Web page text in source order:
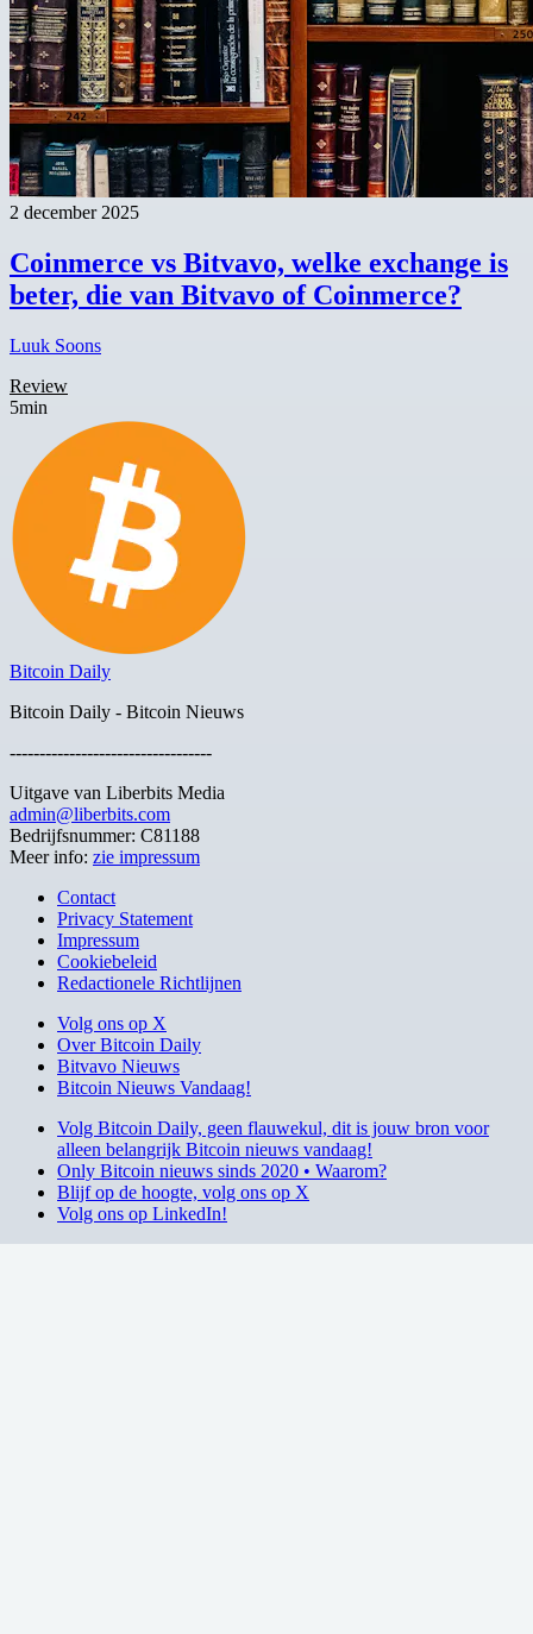
2 december 2025
Coinmerce vs Bitvavo, welke exchange is
beter, die van Bitvavo of Coinmerce?
Luuk Soons
Review
5min
Bitcoin Daily
Bitcoin Daily - Bitcoin Nieuws
----------------------------------
Uitgave van Liberbits Media
admin@liberbits.com
Bedrijfsnummer: C81188
Meer info: zie impressum
Contact
Privacy Statement
Impressum
Cookiebeleid
Redactionele Richtlijnen
Volg ons op X
Over Bitcoin Daily
Bitvavo Nieuws
Bitcoin Nieuws Vandaag!
Volg Bitcoin Daily, geen flauwekul, dit is jouw bron voor
alleen belangrijk Bitcoin nieuws vandaag!
Only Bitcoin nieuws sinds 2020 • Waarom?
Blijf op de hoogte, volg ons op X
Volg ons op LinkedIn!